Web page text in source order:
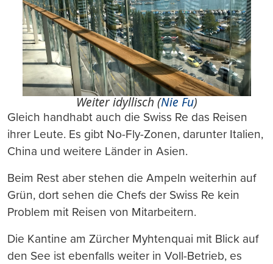
Weiter idyllisch (Nie Fu)
Gleich handhabt auch die Swiss Re das Reisen
ihrer Leute. Es gibt No-Fly-Zonen, darunter Italien,
China und weitere Länder in Asien.
Beim Rest aber stehen die Ampeln weiterhin auf
Grün, dort sehen die Chefs der Swiss Re kein
Problem mit Reisen von Mitarbeitern.
Die Kantine am Zürcher Myhtenquai mit Blick auf
den See ist ebenfalls weiter in Voll-Betrieb, es